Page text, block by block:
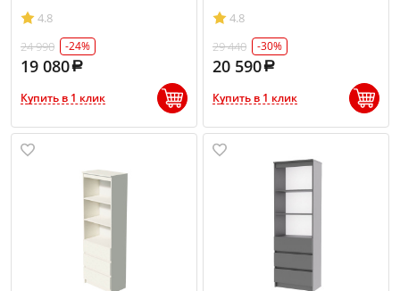
4.8
24 990
-24%
19 080
Купить в 1 клик
4.8
29 440
-30%
20 590
Купить в 1 клик